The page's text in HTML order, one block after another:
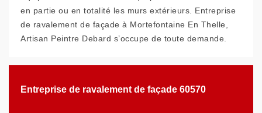
en partie ou en totalité les murs extérieurs. Entreprise
de ravalement de façade à Mortefontaine En Thelle,
Artisan Peintre Debard s’occupe de toute demande.
Entreprise de ravalement de façade 60570